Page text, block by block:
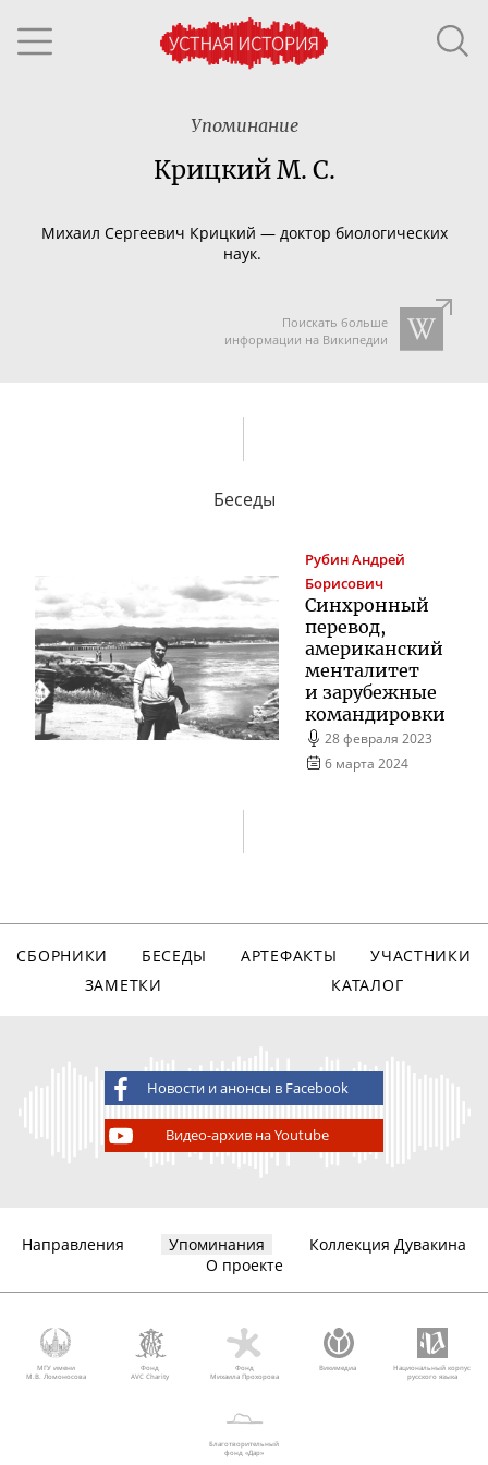
Упоминание
Крицкий М. С.
Михаил Сергеевич Крицкий — доктор биологических
наук.
Поискать больше
информации на Википедии
Беседы
РубинАндрей
Борисович
Синхронный
перевод,
американский
менталитет
и зарубежные
командировки
28 февраля 2023
6 марта 2024
СБОРНИКИ БЕСЕДЫ АРТЕФАКТЫ
УЧАСТНИКИ
ЗАМЕТКИ
КАТАЛОГ
Новости и анонсы в Facebook
Видео-архив на Youtube
Направления Упоминания
Коллекция Дувакина
О проекте
МГУ имени
М.В. Ломоносова
Фонд
AVC Charity
Фонд
Михаила Прохорова
Викимедиа
Национальный корпус
русского языка
Благотворительный
фонд «Дар»